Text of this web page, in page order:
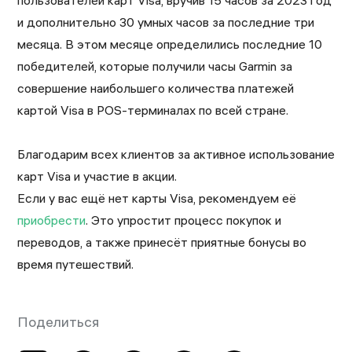
и дополнительно 30 умных часов за последние три
месяца. В этом месяце определились последние 10
победителей, которые получили часы Garmin за
совершение наибольшего количества платежей
картой Visa в POS-терминалах по всей стране.
Благодарим всех клиентов за активное использование
карт Visa и участие в акции.
Если у вас ещё нет карты Visa, рекомендуем её
приобрести. Это упростит процесс покупок и
переводов, а также принесёт приятные бонусы во
время путешествий.
Поделиться